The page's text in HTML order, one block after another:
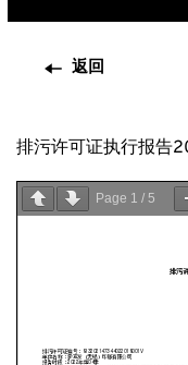
返回
排污许可证执行报告
Page 1 / 5